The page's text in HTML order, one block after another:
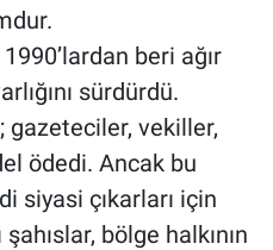
beri ağır
sürdürdü.
gazeteciler, vekiller,
ödedi. Ancak bu
siyasi çıkarları için
bölge halkının